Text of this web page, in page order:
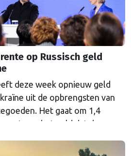
op Russisch geld
deze week opnieuw geld
uit de opbrengsten van
Het gaat om 1,4
rente op het geld dat de
EU bevroor dat geld na de